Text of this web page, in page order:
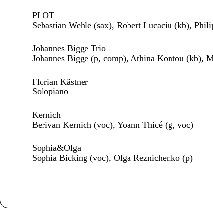
PLOT
Sebastian Wehle (sax), Robert Lucaciu (kb),
Johannes Bigge Trio
Johannes Bigge (p, comp), Athina Kontou (kb),
Florian Kästner
Solopiano
Kernich
Berivan Kernich (voc), Yoann Thicé (g, voc)
Sophia&Olga
Sophia Bicking (voc), Olga Reznichenko (p)